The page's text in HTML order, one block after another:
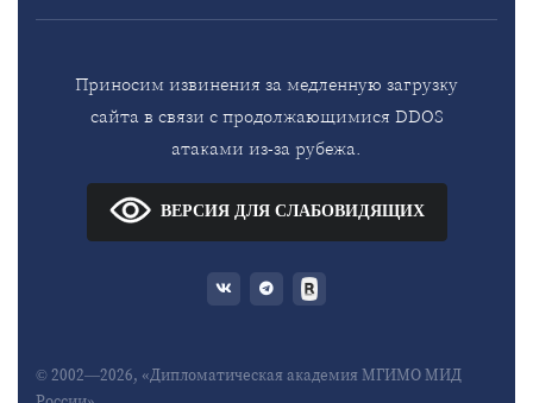
Приносим извинения за медленную загрузку
сайта в связи с продолжающимися DDOS
атаками из-за рубежа.
ВЕРСИЯ ДЛЯ СЛАБОВИДЯЩИХ
© 2002—2026, «Дипломатическая академия МГИМО МИД